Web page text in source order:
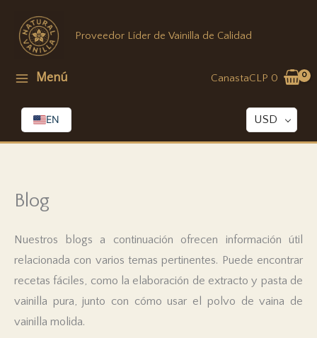
contenido
Proveedor Líder de Vainilla de Calidad
Menú CanastaCLP 0
EN USD
Blog
Nuestros blogs a continuación ofrecen información útil
relacionada con varios temas pertinentes. Puede encontrar
recetas fáciles, como la elaboración de extracto y pasta de
vainilla pura, junto con cómo usar el polvo de vaina de
vainilla molida.